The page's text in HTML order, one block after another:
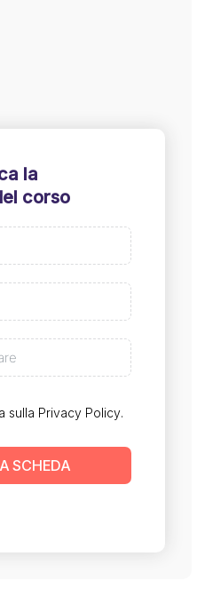
la
corso
sulla Privacy Policy.
SCHEDA